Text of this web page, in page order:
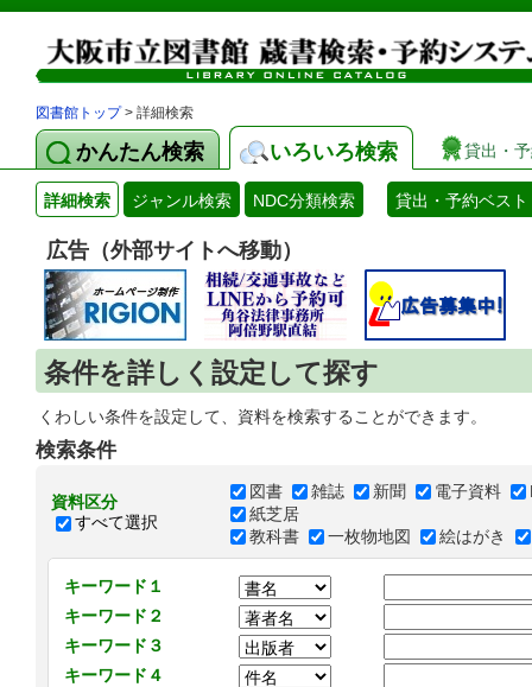
図書館トップ> 詳細検索
かんたん検索 いろいろ検索 貸出・
詳細検索 ジャンル検索 NDC分類検索 貸出・予約ベスト
広告（外部サイトへ移動）
条件を詳しく設定して探す
くわしい条件を設定して、資料を検索することができます。
検索条件
資料区分
すべて選択
図書 雑誌 新聞 電子資料
紙芝居
教科書
一枚物地図 絵はがき
キーワード１
キーワード２
キーワード３
キーワード４